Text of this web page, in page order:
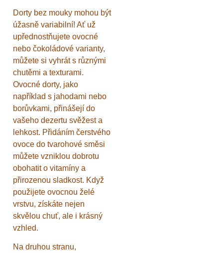
Dorty bez mouky mohou být
úžasně variabilní! Ať už
upřednostňujete ovocné
nebo čokoládové varianty,
můžete si vyhrát s různými
chutěmi a texturami.
Ovocné dorty, jako
například s jahodami nebo
borůvkami, přinášejí do
vašeho dezertu svěžest a
lehkost. Přidáním čerstvého
ovoce do tvarohové směsi
můžete vzniklou dobrotu
obohatit o vitamíny a
přirozenou sladkost. Když
použijete ovocnou želé
vrstvu, získáte nejen
skvělou chuť, ale i krásný
vzhled.
Na druhou stranu,